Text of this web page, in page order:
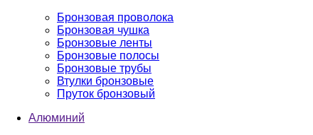
Бронзовая проволока
Бронзовая чушка
Бронзовые ленты
Бронзовые полосы
Бронзовые трубы
Втулки бронзовые
Пруток бронзовый
Алюминий